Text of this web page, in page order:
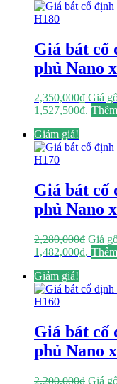
Giá bát cố
phủ Nano
2,350,000₫ Giá
1,527,500₫.
Giảm giá!
Giá bát cố
phủ Nano
2,280,000₫ Giá
1,482,000₫.
Giảm giá!
Giá bát cố
phủ Nano
2,200,000₫ Giá